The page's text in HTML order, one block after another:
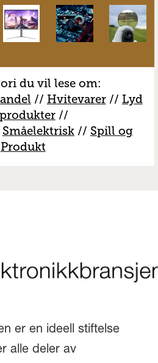
du vil lese om:
// Hvitevarer// Lyd
//
Småelektrisk// Spill og
Produkt
er en ideell stiftelse
alle deler av